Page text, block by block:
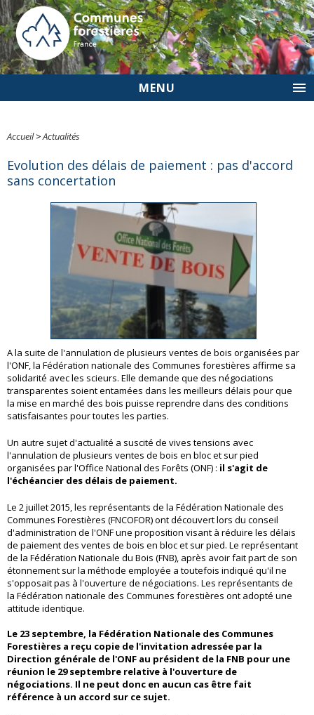
MENU
Accueil>Actualités
Evolution des délais de paiement : pas d'accord
sans concertation
A la suite de l'annulation de plusieurs ventes de bois organisées par
l'ONF, la Fédération nationale des Communes forestières affirme sa
solidarité avec les scieurs. Elle demande que des négociations
transparentes soient entamées dans les meilleurs délais pour que
la mise en marché des bois puisse reprendre dans des conditions
satisfaisantes pour toutes les parties.
Un autre sujet d'actualité a suscité de vives tensions avec
l'annulation de plusieurs ventes de bois en bloc et sur pied
organisées par l'Office National des Forêts (ONF) : il s'agit de
l'échéancier des délais de paiement.
Le 2 juillet 2015, les représentants de la Fédération Nationale des
Communes Forestières (FNCOFOR) ont découvert lors du conseil
d'administration de l'ONF une proposition visant à réduire les délais
de paiement des ventes de bois en bloc et sur pied. Le représentant
de la Fédération Nationale du Bois (FNB), après avoir fait part de son
étonnement sur la méthode employée a toutefois indiqué qu'il ne
s'opposait pas à l'ouverture de négociations. Les représentants de
la Fédération nationale des Communes forestières ont adopté une
attitude identique.
Le 23 septembre, la Fédération Nationale des Communes
Forestières a reçu copie de l'invitation adressée par la
Direction générale de l'ONF au président de la FNB pour une
réunion le 29 septembre relative à l'ouverture de
négociations. Il ne peut donc en aucun cas être fait
référence à un accord sur ce sujet.